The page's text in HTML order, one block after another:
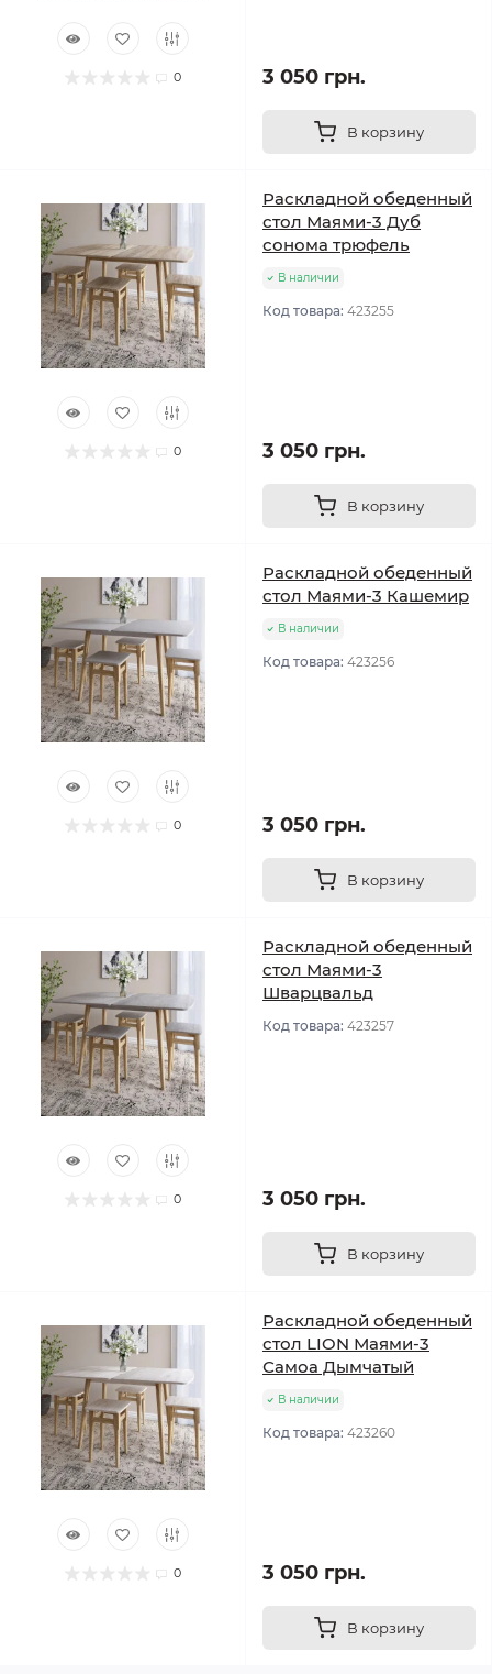
0 3 050 грн.
В корзину
0
Раскладной обеденный
стол Маями-3 Дуб
сонома трюфель
В наличии
Код товара: 423255
3 050 грн.
В корзину
0
Раскладной обеденный
стол Маями-3 Кашемир
В наличии
Код товара: 423256
3 050 грн.
В корзину
0
Раскладной обеденный
стол Маями-3
Шварцвальд
Код товара: 423257
3 050 грн.
В корзину
0
Раскладной обеденный
стол LION Маями-3
Самоа Дымчатый
В наличии
Код товара: 423260
3 050 грн.
В корзину